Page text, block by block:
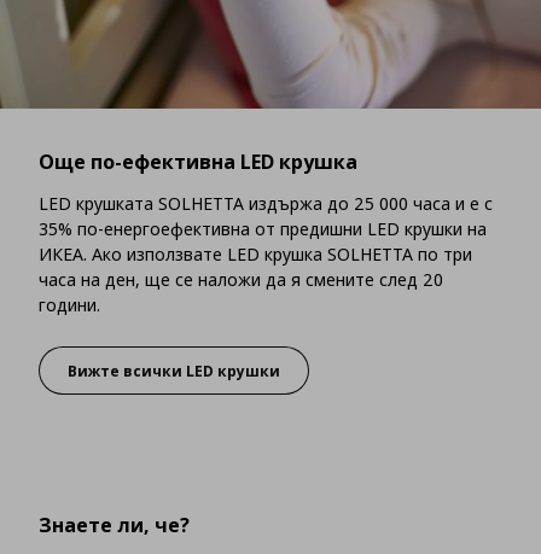
Още по-ефективна LED крушка
LED крушката SOLHETTA издържа до 25 000 часа и е с
35% по-енергоефективна от предишни LED крушки на
ИКЕА. Ако използвате LED крушка SOLHETTA по три
часа на ден, ще се наложи да я смените след 20
години.
Още по-ефективна LED крушка
Вижте всички LED крушки
Знаете ли, че?